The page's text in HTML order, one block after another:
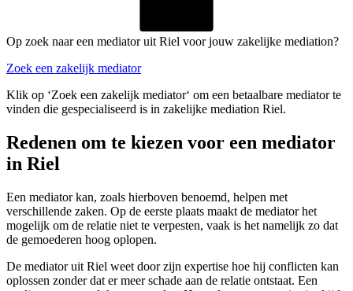
Op zoek naar een mediator uit Riel voor jouw zakelijke mediation?
Zoek een zakelijk mediator
Klik op ‘Zoek een zakelijk mediator‘ om een betaalbare mediator te
vinden die gespecialiseerd is in zakelijke mediation Riel.
Redenen om te kiezen voor een mediator
in Riel
Een mediator kan, zoals hierboven benoemd, helpen met
verschillende zaken. Op de eerste plaats maakt de mediator het
mogelijk om de relatie niet te verpesten, vaak is het namelijk zo dat
de gemoederen hoog oplopen.
De mediator uit Riel weet door zijn expertise hoe hij conflicten kan
oplossen zonder dat er meer schade aan de relatie ontstaat. Een